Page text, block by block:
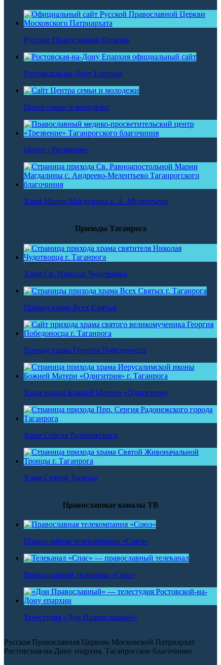
Русская Православная Церковь
Ростовская-на-Дону Епархия
Центр семьи и молодежи
Центр «Трезвение»
Храм Марии Магдалины с. А.-Мелентьево
Приходы Таганрога
Храм Св. Николая Чудотворца
Приход храма Всех Святых
Приход храма Георгия Победоносца
Храм иконы Божией Матери «Одигитрия»
Храм Сергия Радонежского
Храм Святой Троицы
Православные каналы ТВ
Православная телекомпания «Союз»
Православный телеканал «Спас»
Телестудия «Дон Православный»
Русская Православная Церковь Московский Патриархат
Ростовская-на-Дону епархия, Таганрогское благочиние